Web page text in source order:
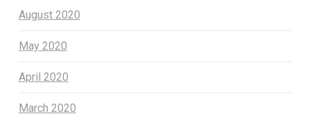
August 2020
May 2020
April 2020
March 2020